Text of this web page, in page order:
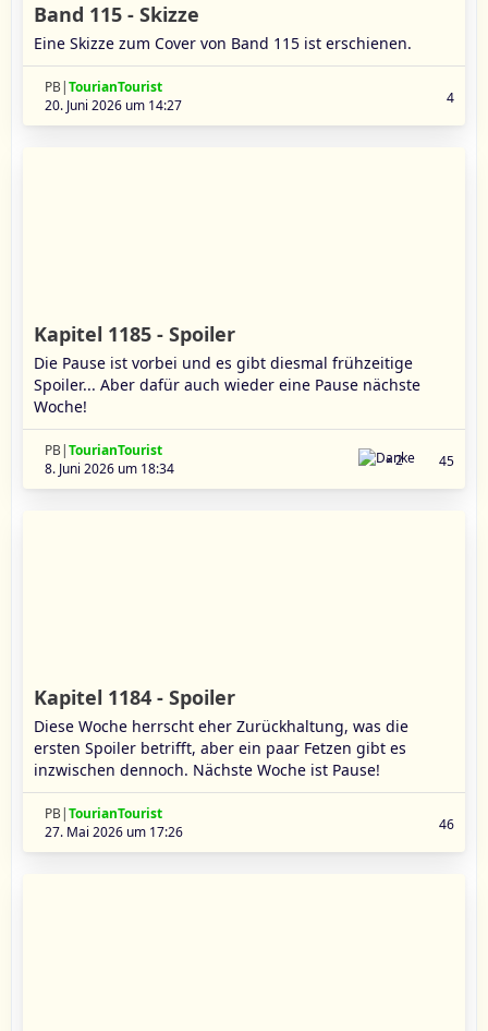
Band 115 - Skizze
Eine Skizze zum Cover von Band 115 ist erschienen.
PB|TourianTourist
20. Juni 2026 um 14:27
4
Kapitel 1185 - Spoiler
Die Pause ist vorbei und es gibt diesmal frühzeitige
Spoiler... Aber dafür auch wieder eine Pause nächste
Woche!
PB|TourianTourist
8. Juni 2026 um 18:34
2 45
Kapitel 1184 - Spoiler
Diese Woche herrscht eher Zurückhaltung, was die
ersten Spoiler betrifft, aber ein paar Fetzen gibt es
inzwischen dennoch. Nächste Woche ist Pause!
PB|TourianTourist
27. Mai 2026 um 17:26
46